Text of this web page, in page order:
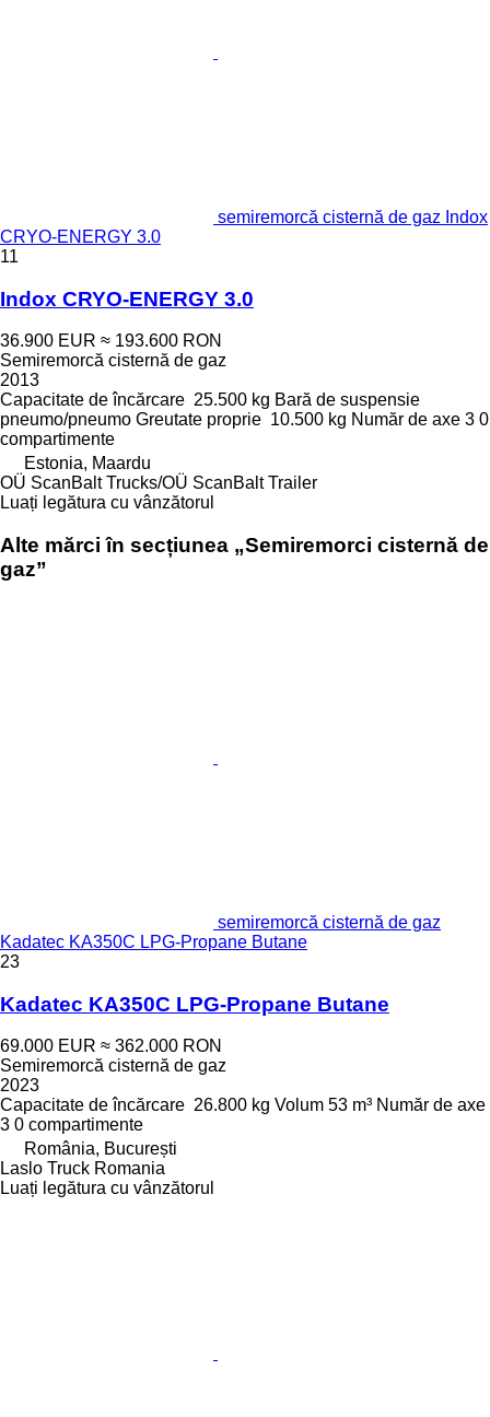
semiremorcă cisternă de gaz Indox
CRYO-ENERGY 3.0
11
Indox CRYO-ENERGY 3.0
36.900 EUR ≈ 193.600 RON
Semiremorcă cisternă de gaz
2013
Capacitate de încărcare 25.500 kg Bară de suspensie
pneumo/pneumo Greutate proprie 10.500 kg Număr de axe 3 0
compartimente
Estonia, Maardu
OÜ ScanBalt Trucks/OÜ ScanBalt Trailer
Luați legătura cu vânzătorul
Alte mărci în secțiunea „Semiremorci cisternă de
gaz”
semiremorcă cisternă de gaz
Kadatec KA350C LPG-Propane Butane
23
Kadatec KA350C LPG-Propane Butane
69.000 EUR ≈ 362.000 RON
Semiremorcă cisternă de gaz
2023
Capacitate de încărcare 26.800 kg Volum 53 m³ Număr de axe
3 0 compartimente
România, București
Laslo Truck Romania
Luați legătura cu vânzătorul